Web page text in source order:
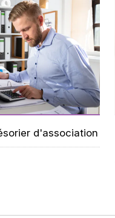
d'association